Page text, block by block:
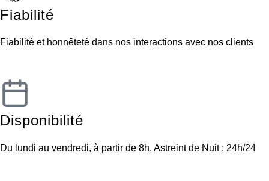
Fiabilité
Fiabilité et honnêteté dans nos interactions avec nos clients
Disponibilité
Du lundi au vendredi, à partir de 8h. Astreint de Nuit : 24h/24